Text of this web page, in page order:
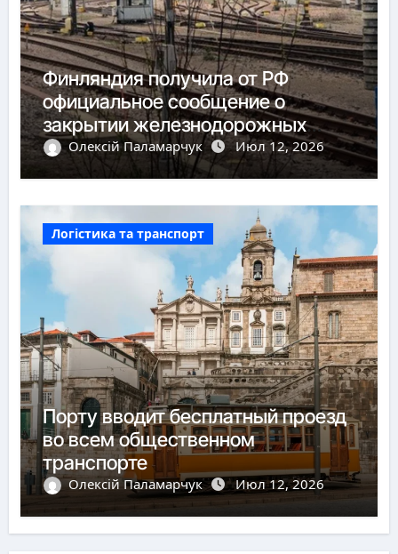
Финляндия получила от РФ
официальное сообщение о
закрытии железнодорожных
пунктов пропуска
Олексій Паламарчук Июл 12, 2026
Логістика та транспорт
Порту вводит бесплатный проезд
во всем общественном
транспорте
Олексій Паламарчук Июл 12, 2026